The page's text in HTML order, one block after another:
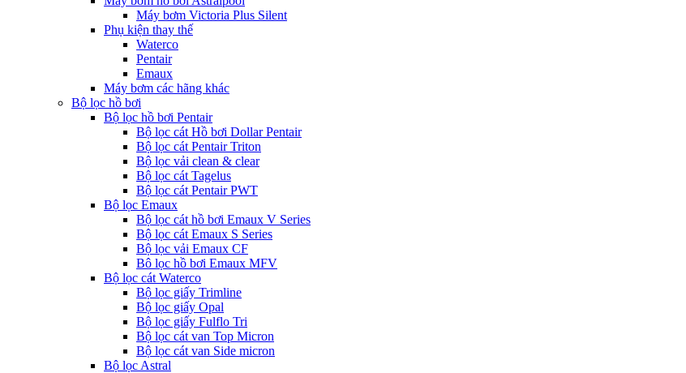
Máy bơm Victoria Plus Silent
Phụ kiện thay thế
Waterco
Pentair
Emaux
Máy bơm các hãng khác
Bộ lọc hồ bơi
Bộ lọc hồ bơi Pentair
Bộ lọc cát Hồ bơi Dollar Pentair
Bộ lọc cát Pentair Triton
Bộ lọc vải clean & clear
Bộ lọc cát Tagelus
Bộ lọc cát Pentair PWT
Bộ lọc Emaux
Bộ lọc cát hồ bơi Emaux V Series
Bộ lọc cát Emaux S Series
Bộ lọc vải Emaux CF
Bô lọc hồ bơi Emaux MFV
Bộ lọc cát Waterco
Bộ lọc giấy Trimline
Bộ lọc giấy Opal
Bộ lọc giấy Fulflo Tri
Bộ lọc cát van Top Micron
Bộ lọc cát van Side micron
Bộ lọc Astral